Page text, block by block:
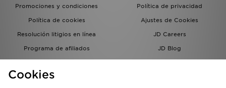
Promociones y condiciones
Política de privacidad
Política de cookies
Ajustes de Cookies
Resolución litigios en línea
JD Careers
Programa de afiliados
JD Blog
del grupo JD - Whistleblowing
Cookies